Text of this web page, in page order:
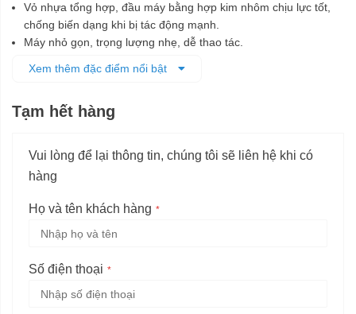
Vỏ nhựa tổng hợp, đầu máy bằng hợp kim nhôm chịu lực tốt,
chống biến dạng khi bị tác động mạnh.
Máy nhỏ gọn, trọng lượng nhẹ, dễ thao tác.
Xem thêm đặc điểm nổi bật
Tạm hết hàng
Vui lòng để lại thông tin, chúng tôi sẽ liên hệ khi có
hàng
Họ và tên khách hàng
Số điện thoại